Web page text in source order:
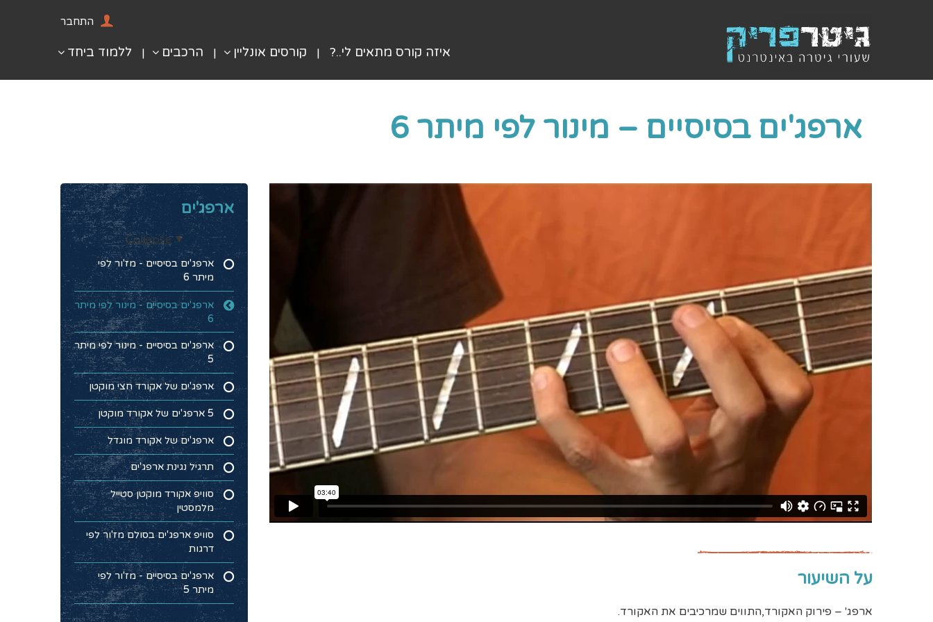
התחבר
איזה קורס מתאים לי..? קורסים אונליין הרכבים ללמוד ביחד
ארפג'ים בסיסיים – מינור לפי מיתר 6
על השיעור
ארפג' – פירוק האקורד,התווים שמרכיבים את האקורד.
ארפג'ים
Collapse
ארפג'ים בסיסיים - מז'ור לפי
מיתר 6
ארפג'ים בסיסיים - מינור לפי מיתר
6
ארפג'ים בסיסיים - מינור לפי מיתר
5
ארפג'ים של אקורד חצי מוקטן
5 ארפג'ים של אקורד מוקטן
ארפג'ים של אקורד מוגדל
תרגיל נגינת ארפג'ים
סוויפ אקורד מוקטן סטייל
מלמסטין
סוויפ ארפג'ים בסולם מז'ור לפי
דרגות
ארפג'ים בסיסיים - מז'ור לפי
מיתר 5